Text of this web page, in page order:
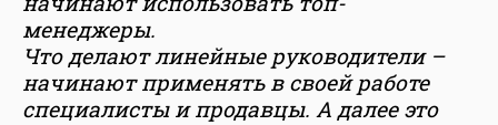
менеджеры.
Что делают линейные руководители –
начинают применять в своей работе
специалисты и продавцы. А далее это